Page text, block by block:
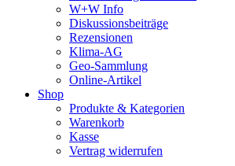
W+W Info
Diskussionsbeiträge
Rezensionen
Klima-AG
Geo-Sammlung
Online-Artikel
Shop
Produkte & Kategorien
Warenkorb
Kasse
Vertrag widerrufen